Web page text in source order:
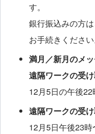
す。
銀行振込みの方
お手続きください
満月／新月のメ
遠隔ワークの受
12月5日の午後
遠隔ワークの受け
12月5日午後23